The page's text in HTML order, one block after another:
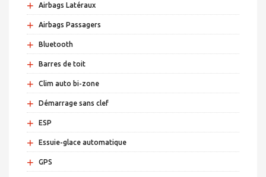
+ Airbags Latéraux
+ Airbags Passagers
+ Bluetooth
+ Barres de toit
+ Clim auto bi-zone
+ Démarrage sans clef
+ ESP
+ Essuie-glace automatique
+ GPS